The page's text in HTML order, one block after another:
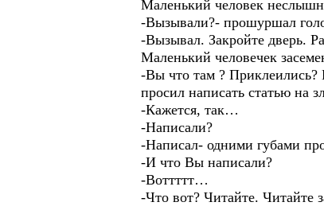
Маленький человек
-Вызывали?- прошуршал
-Вызывал. Закройте дверь.
Маленький человечек
-Вы что там ?
просил написать статью на
-Кажется, так…
-Написали?
-Написал- одними губами
-И что Вы написали?
-Воттттт…
-Что вот? Читайте. Читайте